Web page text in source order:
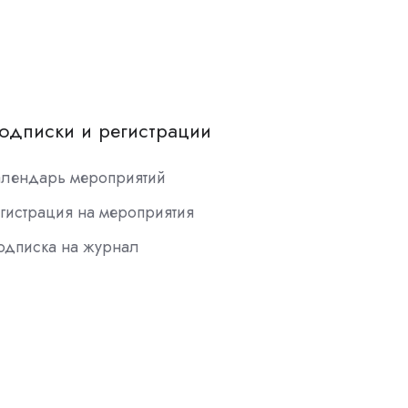
и регистрации
мероприятий
на мероприятия
на журнал